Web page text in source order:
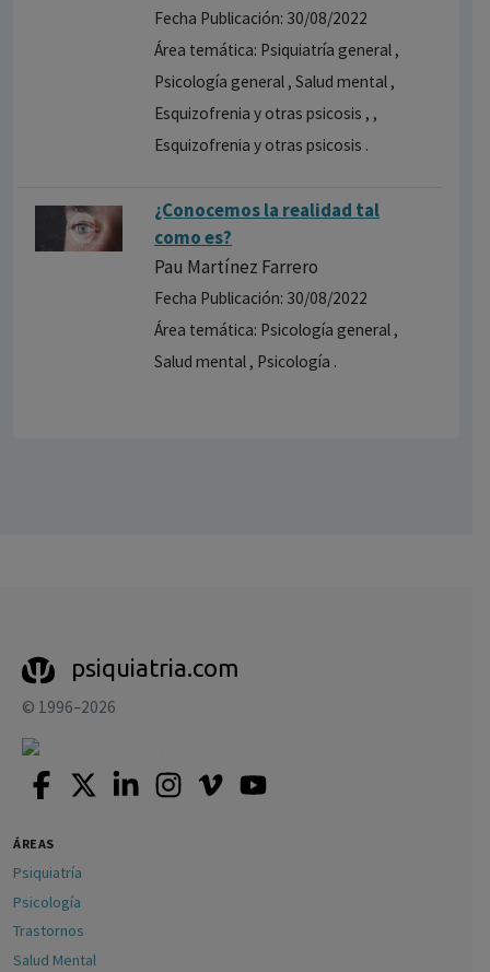
Fecha Publicación: 30/08/2022
Área temática: Psiquiatría general ,
Psicología general , Salud mental ,
Esquizofrenia y otras psicosis , ,
Esquizofrenia y otras psicosis .
¿Conocemos la realidad tal
como es?
Pau Martínez Farrero
Fecha Publicación: 30/08/2022
Área temática: Psicología general ,
Salud mental , Psicología .
psiquiatria.com
© 1996–2026
ÁREAS
Psiquiatría
Psicología
Trastornos
Salud Mental